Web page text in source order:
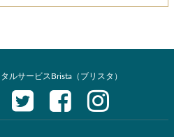
ルサービスBrista（ブリスタ）